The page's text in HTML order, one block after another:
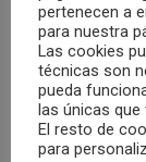
El Colegio
publicado la
pertenecen a
para nuestra
Las cookies
técnicas son
pueda
las únicas
El resto de
para